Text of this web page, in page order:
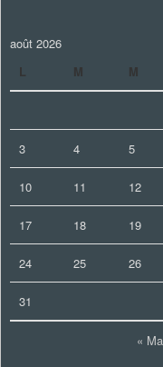
août 2026
L
M M
«
3 4 5
10 11 12
17 18 19
24 25 26
31